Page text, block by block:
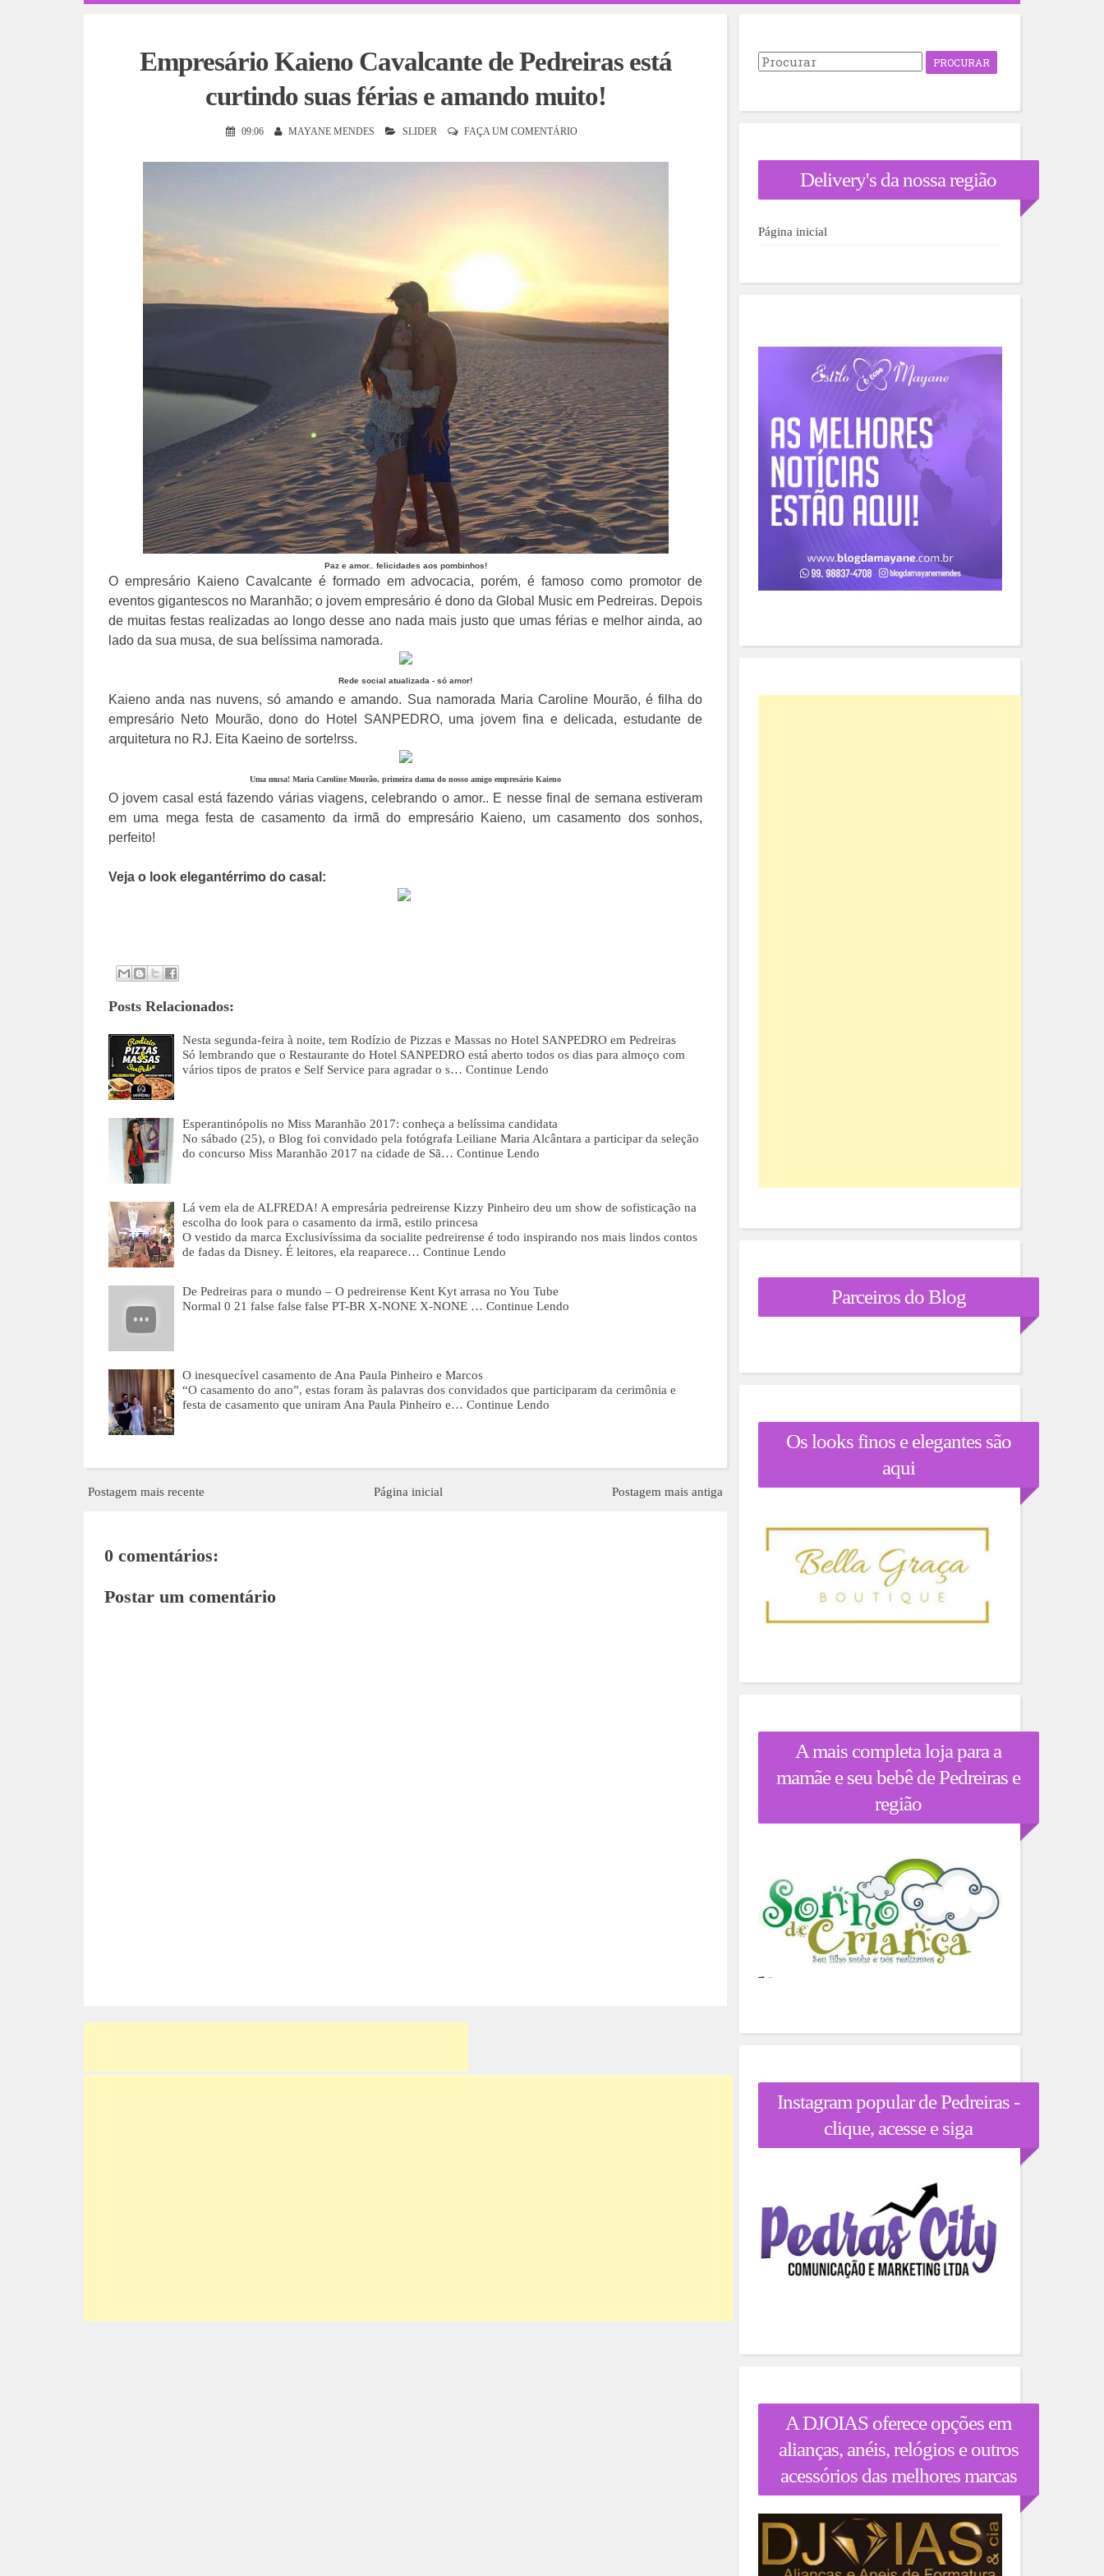
Empresário Kaieno Cavalcante de Pedreiras está
curtindo suas férias e amando muito!
09:06 MAYANE MENDES SLIDER FAÇA UM COMENTÁRIO
Paz e amor.. felicidades aos pombinhos!
O empresário Kaieno Cavalcante é formado em advocacia, porém, é famoso como promotor de
eventos gigantescos no Maranhão; o jovem empresário é dono da Global Music em Pedreiras. Depois
de muitas festas realizadas ao longo desse ano nada mais justo que umas férias e melhor ainda, ao
lado da sua musa, de sua belíssima namorada.
Rede social atualizada - só amor!
Kaieno anda nas nuvens, só amando e amando. Sua namorada Maria Caroline Mourão, é filha do
empresário Neto Mourão, dono do Hotel SANPEDRO, uma jovem fina e delicada, estudante de
arquitetura no RJ. Eita Kaeino de sorte!rss.
Uma musa! Maria Caroline Mourão, primeira dama do nosso amigo empresário Kaieno
O jovem casal está fazendo várias viagens, celebrando o amor.. E nesse final de semana estiveram
em uma mega festa de casamento da irmã do empresário Kaieno, um casamento dos sonhos,
perfeito!
Veja o look elegantérrimo do casal:
Posts Relacionados:
Nesta segunda-feira à noite, tem Rodízio de Pizzas e Massas no Hotel SANPEDRO em Pedreiras
Só lembrando que o Restaurante do Hotel SANPEDRO está aberto todos os dias para almoço com
vários tipos de pratos e Self Service para agradar o s… Continue Lendo
Esperantinópolis no Miss Maranhão 2017: conheça a belíssima candidata
No sábado (25), o Blog foi convidado pela fotógrafa Leiliane Maria Alcântara a participar da seleção
do concurso Miss Maranhão 2017 na cidade de Sã… Continue Lendo
Lá vem ela de ALFREDA! A empresária pedreirense Kizzy Pinheiro deu um show de sofisticação na
escolha do look para o casamento da irmã, estilo princesa
O vestido da marca Exclusivíssima da socialite pedreirense é todo inspirando nos mais lindos contos
de fadas da Disney. É leitores, ela reaparece… Continue Lendo
De Pedreiras para o mundo – O pedreirense Kent Kyt arrasa no You Tube
Normal 0 21 false false false PT-BR X-NONE X-NONE … Continue Lendo
O inesquecível casamento de Ana Paula Pinheiro e Marcos
“O casamento do ano”, estas foram às palavras dos convidados que participaram da cerimônia e
festa de casamento que uniram Ana Paula Pinheiro e… Continue Lendo
Postagem mais recente Postagem mais antiga
Página inicial
0 comentários:
Postar um comentário
P
r
r
Delivery's da nossa região
Página inicial
Parceiros do Blog
Os looks finos e elegantes são
aqui
A mais completa loja para a
mamãe e seu bebê de Pedreiras e
região
Instagram popular de Pedreiras -
clique, acesse e siga
A DJOIAS oferece opções em
alianças, anéis, relógios e outros
acessórios das melhores marcas